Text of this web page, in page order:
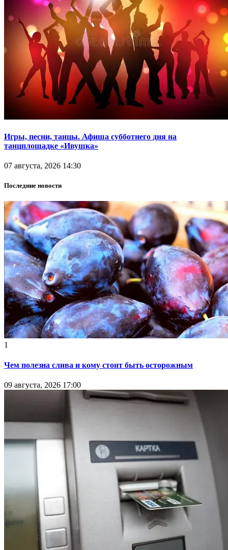
Игры, песни, танцы. Афиша субботнего дня на
танцплощадке «Ивушка»
07 августа, 2026 14:30
Последние новости
1
Чем полезна слива и кому стоит быть осторожным
09 августа, 2026 17:00